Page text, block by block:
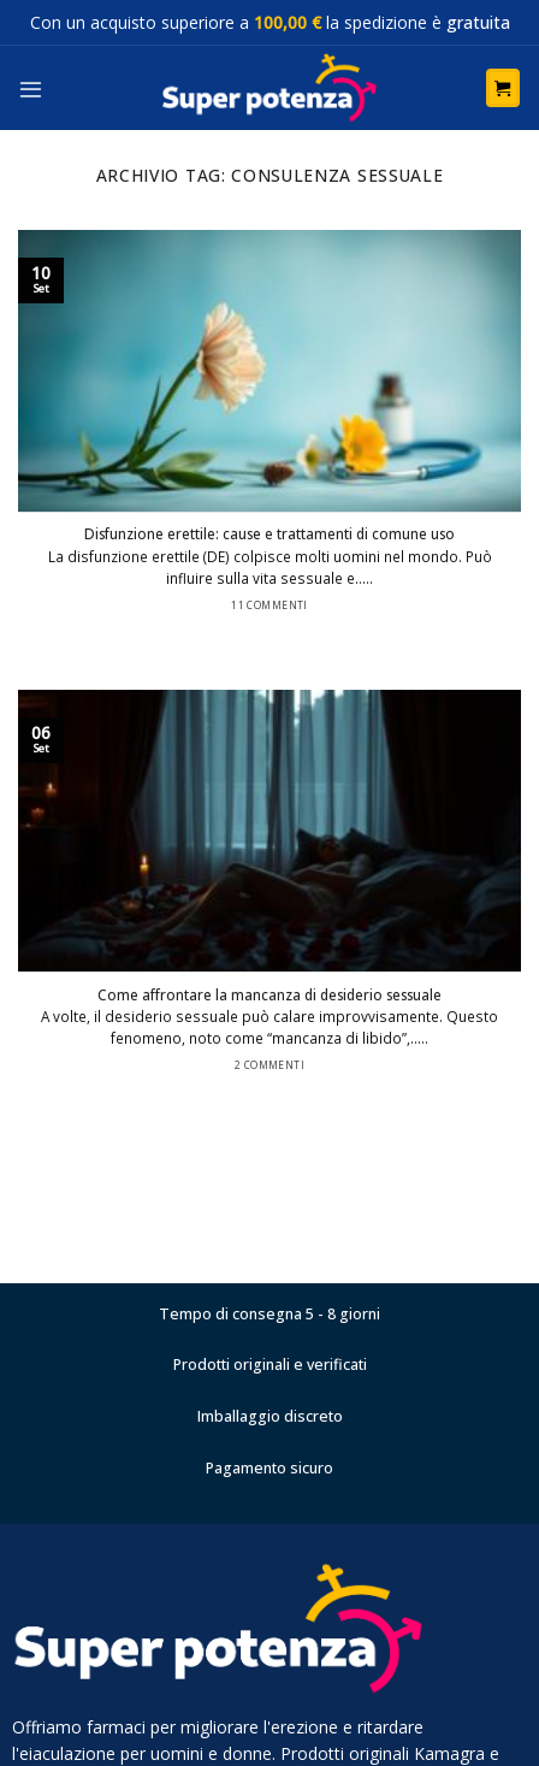
SaltaCon un acquisto superiore a 100,00 €la spedizione è gratuita
ARCHIVIO TAG:CONSULENZA SESSUALE
Disfunzione erettile: cause e trattamenti di comune uso
La disfunzione erettile (DE) colpisce molti uomini nel mondo. Può
influire sulla vita sessuale e.....
11 COMMENTI
10
Set
Come affrontare la mancanza di desiderio sessuale
A volte, il desiderio sessuale può calare improvvisamente. Questo
fenomeno, noto come “mancanza di libido”,.....
2 COMMENTI
06
Set
Tempo di consegna 5 - 8 giorni
Prodotti originali e verificati
Imballaggio discreto
Pagamento sicuro
Offriamo farmaci per migliorare l'erezione e ritardare
l'eiaculazione per uomini e donne. Prodotti originali Kamagra e